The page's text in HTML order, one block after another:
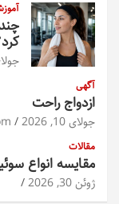
جولای
آگهی
ازدواج راحت
جولای 10, 2026
مقالات
مقایسه انواع
ژوئن 30, 2026